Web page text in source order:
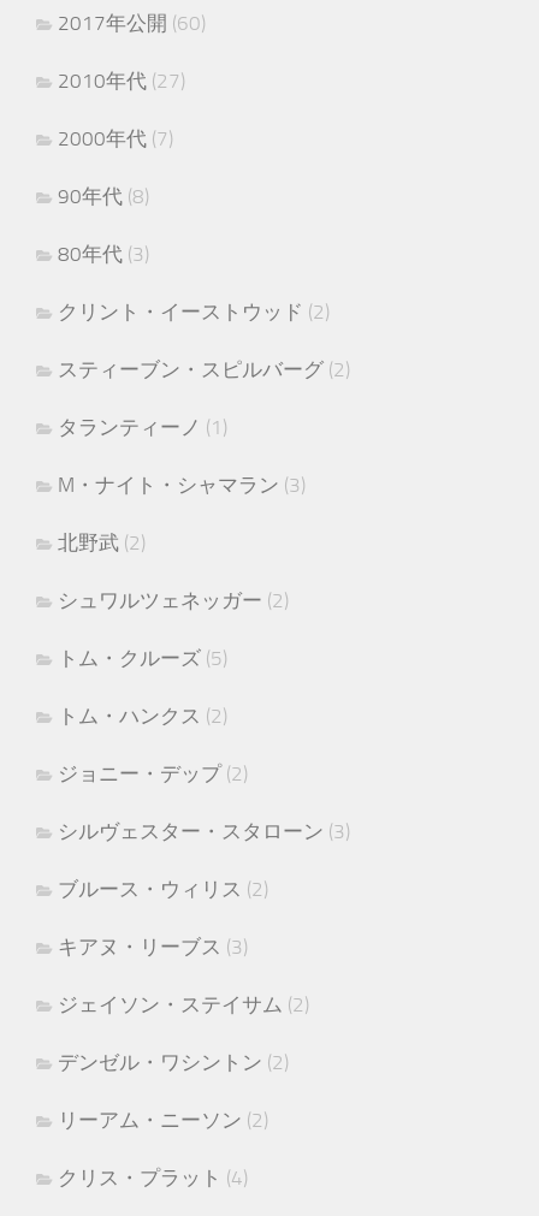
2017年公開 (60)
2010年代 (27)
2000年代 (7)
90年代 (8)
80年代 (3)
クリント・イーストウッド (2)
スティーブン・スピルバーグ (2)
タランティーノ (1)
M・ナイト・シャマラン (3)
北野武 (2)
シュワルツェネッガー (2)
トム・クルーズ (5)
トム・ハンクス (2)
ジョニー・デップ(2)
シルヴェスター・スタローン (3)
ブルース・ウィリス (2)
キアヌ・リーブス (3)
ジェイソン・ステイサム (2)
デンゼル・ワシントン (2)
リーアム・ニーソン (2)
クリス・プラット (4)